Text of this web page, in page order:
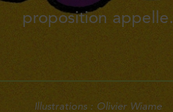
proposition appelle.
Illustrations : Olivier Wiame